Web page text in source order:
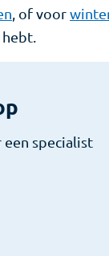
, of voor
hebt.
een specialist